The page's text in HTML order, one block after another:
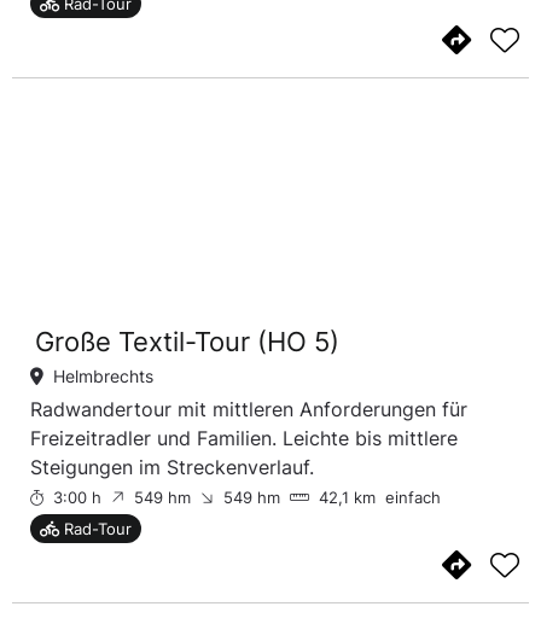
Große Textil-Tour (HO 5)
Helmbrechts
Radwandertour mit mittleren Anforderungen für
Freizeitradler und Familien. Leichte bis mittlere
Steigungen im Streckenverlauf.
3:00 h 549 hm 549 hm 42,1 km einfach
Rad-Tour